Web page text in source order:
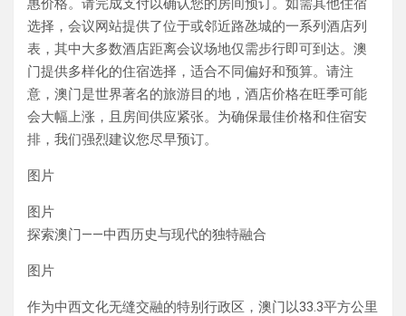
惠价格。请完成支付以确认您的房间预订。如需其他住宿
选择，会议网站提供了位于或邻近路氹城的一系列酒店列
表，其中大多数酒店距离会议场地仅需步行即可到达。澳
门提供多样化的住宿选择，适合不同偏好和预算。请注
意，澳门是世界著名的旅游目的地，酒店价格在旺季可能
会大幅上涨，且房间供应紧张。为确保最佳价格和住宿安
排，我们强烈建议您尽早预订。
图片
图片
探索澳门——中西历史与现代的独特融合
图片
作为中西文化无缝交融的特别行政区，澳门以33.3平方公里